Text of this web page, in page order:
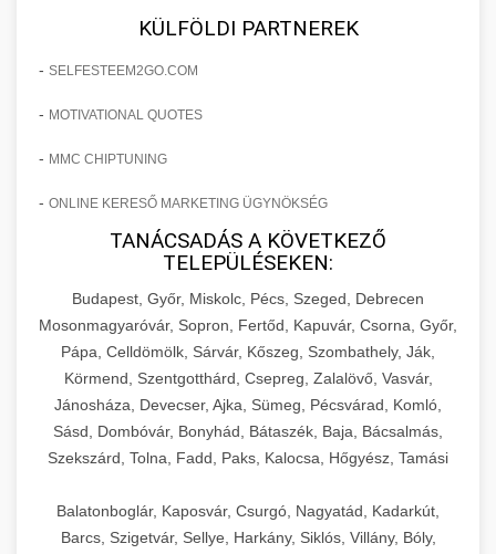
KÜLFÖLDI PARTNEREK
- SELFESTEEM2GO.COM
- MOTIVATIONAL QUOTES
- MMC CHIPTUNING
- ONLINE KERESŐ MARKETING ÜGYNÖKSÉG
TANÁCSADÁS A KÖVETKEZŐ
TELEPÜLÉSEKEN:
Budapest, Győr, Miskolc, Pécs, Szeged, Debrecen
Mosonmagyaróvár, Sopron, Fertőd, Kapuvár, Csorna, Győr,
Pápa, Celldömölk, Sárvár, Kőszeg, Szombathely, Ják,
Körmend, Szentgotthárd, Csepreg, Zalalövő, Vasvár,
Jánosháza, Devecser, Ajka, Sümeg, Pécsvárad, Komló,
Sásd, Dombóvár, Bonyhád, Bátaszék, Baja, Bácsalmás,
Szekszárd, Tolna, Fadd, Paks, Kalocsa, Hőgyész, Tamási
Balatonboglár, Kaposvár, Csurgó, Nagyatád, Kadarkút,
Barcs, Szigetvár, Sellye, Harkány, Siklós, Villány, Bóly,